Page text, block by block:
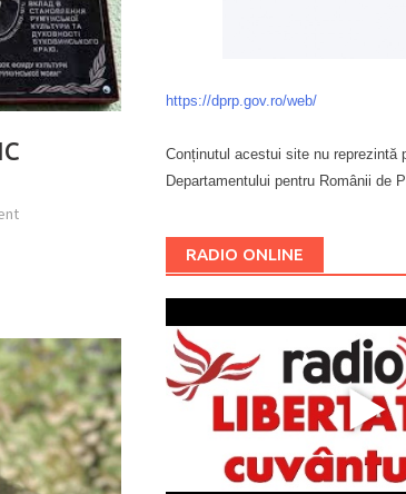
https://dprp.gov.ro/web/
Conținutul acestui site nu reprezintă
Departamentului pentru Românii de
RADIO ONLINE